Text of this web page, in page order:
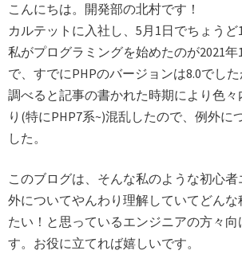
こんにちは。開発部の北村です！
カルテットに入社し、5月1日でちょうど
私がプログラミングを始めたのが2021
で、すでにPHPのバージョンは8.0でし
調べると記事の書かれた時期により色
り(特にPHP7系~)混乱したので、例外に
した。
このブログは、そんな私のような初心
外についてやんわり理解していてどんな
たい！と思っているエンジニアの方々向
す。お役に立てれば嬉しいです。